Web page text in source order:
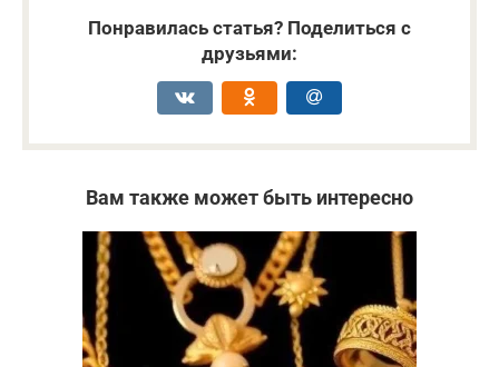
Понравилась статья? Поделиться с
друзьями:
Вам также может быть интересно